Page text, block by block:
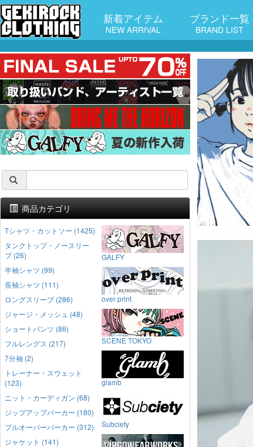
新着アイテム
NEW ARRIVAL
ブランド一覧
BRAND LIST
商品カテゴリ
Tシャツ・カットソー (1425)
タンクトップ・ノースリー
ブ (26)
半袖シャツ (99)
長袖シャツ (111)
ロングスリーブ (286)
ジャージ・メッシュ (48)
ショートパンツ (86)
フルレングス (217)
7分袖 (2)
トレーナー・スウェット
(123)
ニット・カーディガン (68)
ジップアップパーカー (180)
プルオーバーパーカー (312)
ジャケット (141)
GALFY
over print
SCENE TOKYO
glamb
Subciety